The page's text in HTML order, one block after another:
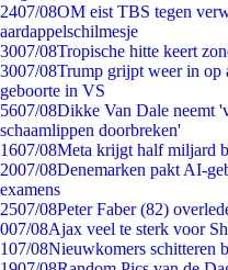
2407/08OM eist TBS tegen
aardappelschilmesje
3007/08Tropische hitte keert
3007/08Trump grijpt weer in op
geboorte in VS
5607/08Dikke Van Dale neemt
schaamlippen doorbreken'
1607/08Meta krijgt half miljard
2007/08Denemarken pakt AI-
examens
2507/08Peter Faber (82)
007/08Ajax veel te sterk voor
107/08Nieuwkomers schitteren